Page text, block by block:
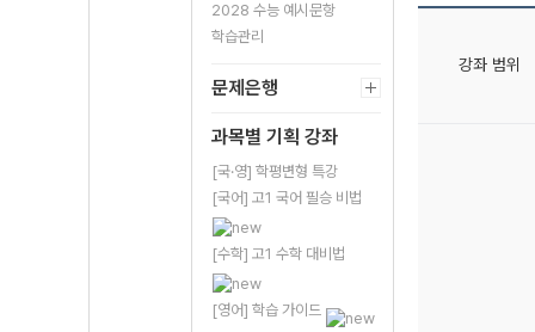
2028 수능 예시문항
학습관리
문제은행
과목별 기획 강좌
[국·영] 학평변형 특강
[국어] 고1 국어 필승 비법
[수학] 고1 수학 대비법
[영어] 학습 가이드
강좌 범위